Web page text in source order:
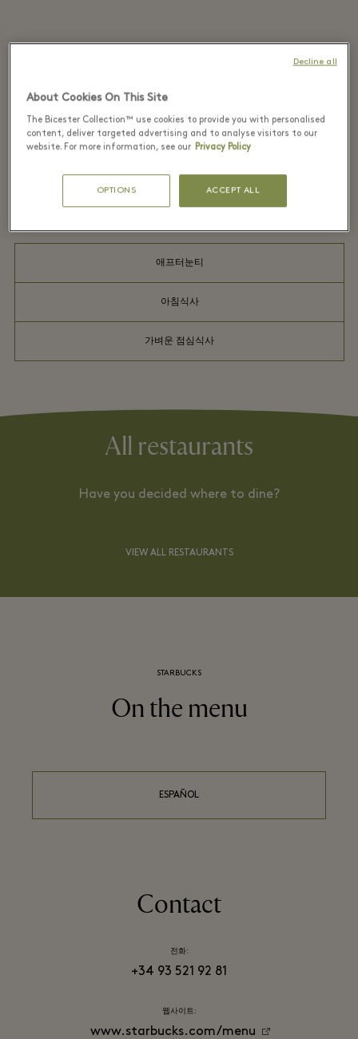
스타벅스는 세계에서 가장 큰 커피
는 차가운 음료와 가벼운 스낵을 즐
길 수 있는 완벽한 장소를 제공합니
다.
애프터눈티
아침식사
가벼운 점심식사
All restaurants
Have you decided where to dine?
VIEW ALL RESTAURANTS
STARBUCKS
On the menu
ESPAÑOL
Contact
전화:
+34 93 521 92 81
웹사이트:
www.starbucks.com/menu
About Cookies On This Site
The Bicester Collection™ use cookies to provide you with personalised
content, deliver targeted advertising and to analyse visitors to our
website. For more information, see our Privacy Policy
OPTIONS ACCEPT ALL
Decline all